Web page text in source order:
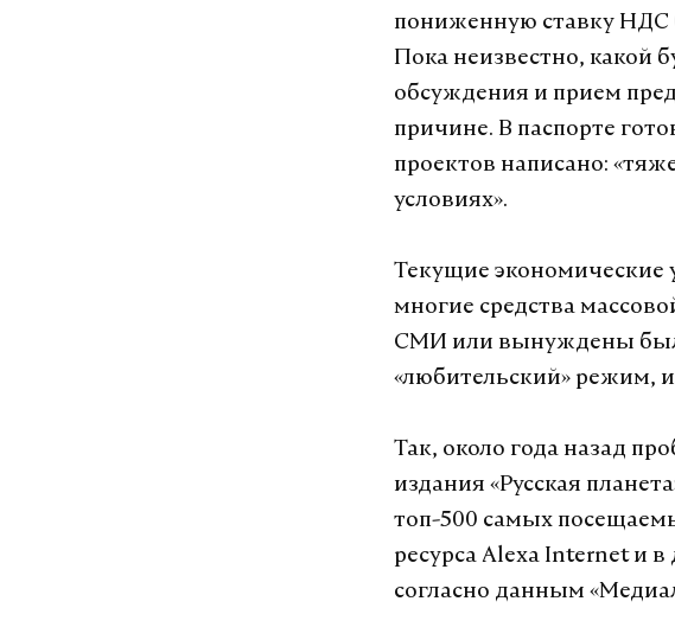
пониженную ставку НДС
Пока неизвестно, какой
обсуждения и прием
причине. В паспорте
проектов написано:
условиях».
Текущие экономические
многие средства
СМИ или вынуждены
«любительский» режим,
Так, около года назад
издания «Русская
топ-500 самых
ресурса Alexa Internet и
согласно данным